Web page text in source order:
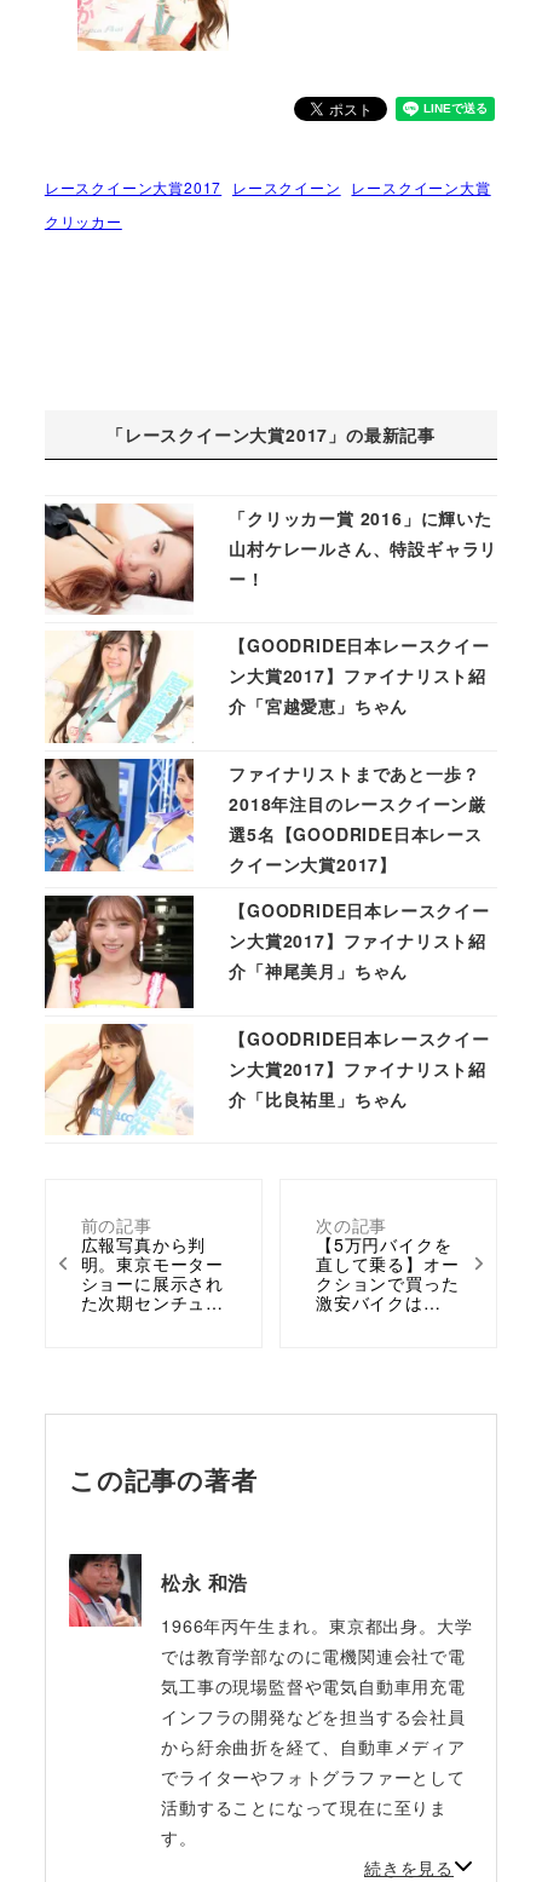
レースクイーン大賞2017 レースクイーン
レースクイーン大賞
クリッカー
前の記事
広報写真から判
明。東京モーター
ショーに展示され
た次期センチュ…
次の記事
【5万円バイクを
直して乗る】オー
クションで買った
激安バイクは…
「レースクイーン大賞2017」の最新記事
「クリッカー賞 2016」に輝いた
山村ケレールさん、特設ギャラリ
ー！
【GOODRIDE日本レースクイー
ン大賞2017】ファイナリスト紹
介「宮越愛恵」ちゃん
ファイナリストまであと一歩？
2018年注目のレースクイーン厳
選5名【GOODRIDE日本レース
クイーン大賞2017】
【GOODRIDE日本レースクイー
ン大賞2017】ファイナリスト紹
介「神尾美月」ちゃん
【GOODRIDE日本レースクイー
ン大賞2017】ファイナリスト紹
介「比良祐里」ちゃん
この記事の著者
松永 和浩
1966年丙午生まれ。東京都出身。大学
では教育学部なのに電機関連会社で電
気工事の現場監督や電気自動車用充電
インフラの開発などを担当する会社員
から紆余曲折を経て、自動車メディア
でライターやフォトグラファーとして
活動することになって現在に至りま
す。
続きを見る